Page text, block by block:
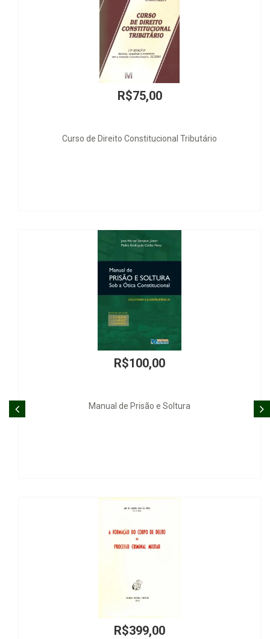
R$75,00
Curso de Direito Constitucional Tributário
R$100,00
Manual de Prisão e Soltura
R$399,00